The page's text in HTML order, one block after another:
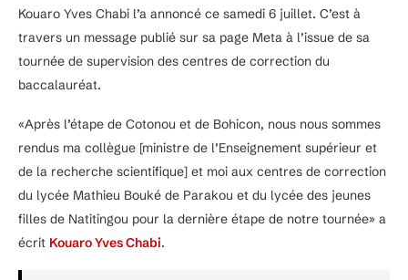
Kouaro Yves Chabi l’a annoncé ce samedi 6 juillet. C’est à
travers un message publié sur sa page Meta à l’issue de sa
tournée de supervision des centres de correction du
baccalauréat.
«Après l’étape de Cotonou et de Bohicon, nous nous sommes
rendus ma collègue [ministre de l’Enseignement supérieur et
de la recherche scientifique] et moi aux centres de correction
du lycée Mathieu Bouké de Parakou et du lycée des jeunes
filles de Natitingou pour la dernière étape de notre tournée» a
écrit Kouaro Yves Chabi.